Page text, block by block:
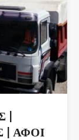
| ΑΦΟΙ